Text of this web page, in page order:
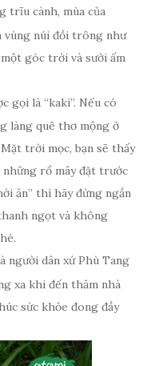
trĩu cành, mùa của
vùng núi đồi trông như
góc trời và sưởi ấm
là “kaki”. Nếu có
làng quê thơ mộng ở
trời mọc, bạn sẽ thấy
rổ mây đặt trước
ăn” thì hãy đừng ngần
ngọt và không
người dân xứ Phù Tang
xa khi đến thăm nhà
sức khỏe đong đầy